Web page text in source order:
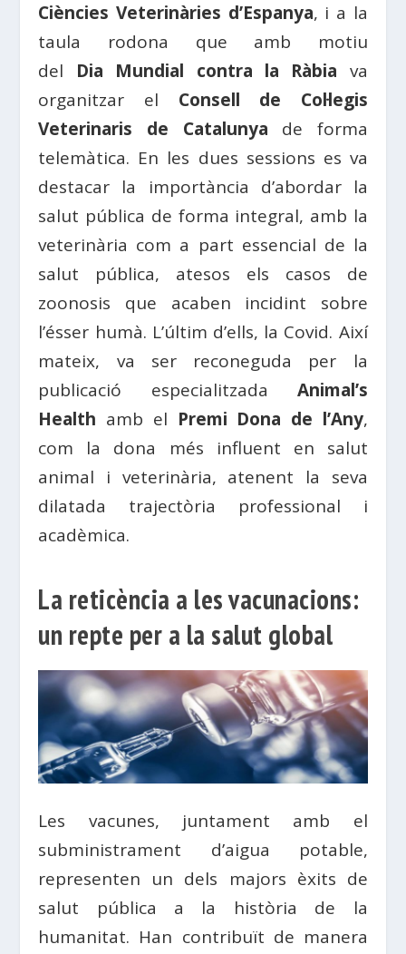
Ciències Veterinàries d’Espanya, i a la
taula rodona que amb motiu
del Dia Mundial contra la Ràbia va
organitzar el Consell de Col·legis
Veterinaris de Catalunya de forma
telemàtica. En les dues sessions es va
destacar la importància d’abordar la
salut pública de forma integral, amb la
veterinària com a part essencial de la
salut pública, atesos els casos de
zoonosis que acaben incidint sobre
l’ésser humà. L’últim d’ells, la Covid. Així
mateix, va ser reconeguda per la
publicació especialitzada Animal’s
Health amb el Premi Dona de l’Any,
com la dona més influent en salut
animal i veterinària, atenent la seva
dilatada trajectòria professional i
acadèmica.
La reticència a les vacunacions:
un repte per a la salut global
Les vacunes, juntament amb el
subministrament d’aigua potable,
representen un dels majors èxits de
salut pública a la història de la
humanitat. Han contribuït de manera